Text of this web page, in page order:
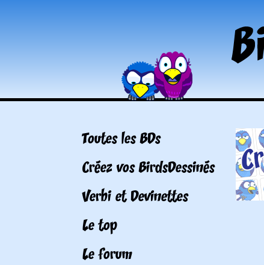
Toutes les BDs
Créez vos BirdsDessinés
Verbi et Devinettes
Le top
Le forum